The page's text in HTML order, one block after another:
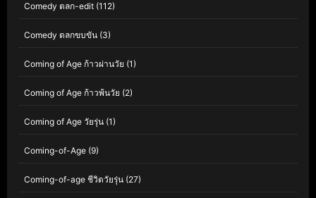
Comedy ตลก-edit (112)
Comedy ตลกขบขัน (3)
Coming of Age ก้าวผ่านวัย (1)
Coming of Age ก้าวพ้นวัย (2)
Coming of Age วัยรุ่น (1)
Coming-of-Age (9)
Coming-of-age ชีวิตวัยรุ่น (27)